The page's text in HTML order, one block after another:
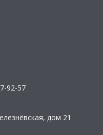
92-57
дом 21